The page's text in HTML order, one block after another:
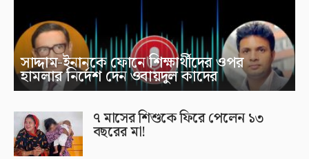
সাদ্দাম-ইনানকে ফোনে শিক্ষার্থীদের ওপর
হামলার নির্দেশ দেন ওবায়দুল কাদের
৭ মাসের শিশুকে ফিরে পেলেন ১৩
বছরের মা!